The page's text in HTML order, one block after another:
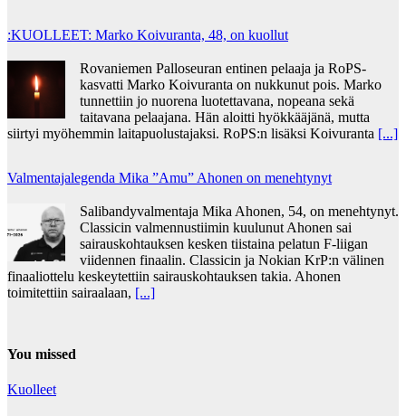
:KUOLLEET: Marko Koivuranta, 48, on kuollut
Rovaniemen Palloseuran entinen pelaaja ja RoPS-
kasvatti Marko Koivuranta on nukkunut pois. Marko
tunnettiin jo nuorena luotettavana, nopeana sekä
taitavana pelaajana. Hän aloitti hyökkääjänä, mutta
siirtyi myöhemmin laitapuolustajaksi. RoPS:n lisäksi Koivuranta [...]
Valmentajalegenda Mika ”Amu” Ahonen on menehtynyt
Salibandyvalmentaja Mika Ahonen, 54, on menehtynyt.
Classicin valmennustiimin kuulunut Ahonen sai
sairauskohtauksen kesken tiistaina pelatun F-liigan
viidennen finaalin. Classicin ja Nokian KrP:n välinen
finaaliottelu keskeytettiin sairauskohtauksen takia. Ahonen
toimitettiin sairaalaan, [...]
You missed
Kuolleet